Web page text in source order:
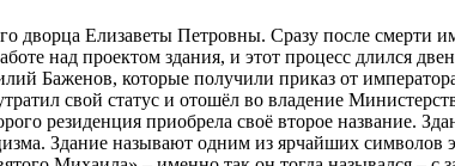
дворца Елизаветы Петровны. Сразу после смерти
над проектом здания, и этот процесс длился
Баженов, которые получили приказ от
свой статус и отошёл во владение
резиденция приобрела своё второе название.
Здание называют одним из ярчайших символов